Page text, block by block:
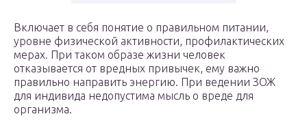
Включает в себя понятие о правильном питании,
уровне физической активности, профилактических
мерах. При таком образе жизни человек
отказывается от вредных привычек, ему важно
правильно направить энергию. При ведении ЗОЖ
для индивида недопустима мысль о вреде для
организма.